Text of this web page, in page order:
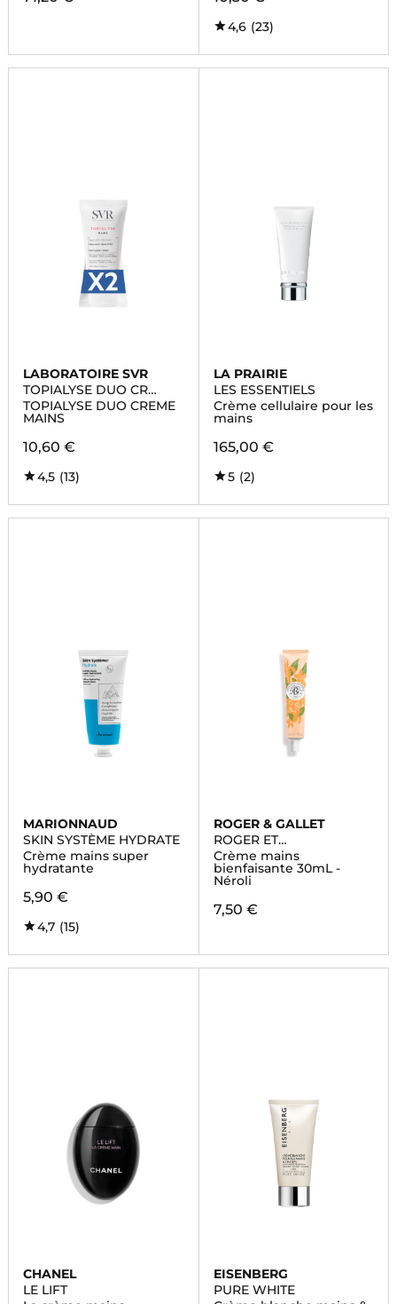
4,6 (23)
LABORATOIRE SVR
TOPIALYSE DUO CR
MAINS
TOPIALYSE DUO CREME
MAINS
10,60 €
4,5 (13)
LA PRAIRIE
LES ESSENTIELS
Crème cellulaire pour les
mains
165,00 €
5 (2)
MARIONNAUD
SKIN SYSTÈME HYDRATE
Crème mains super
hydratante
5,90 €
4,7 (15)
ROGER & GALLET
ROGER ET
GALLET/COLLECTIONS
HISTORIQUES
Crème mains
bienfaisante 30mL -
Néroli
7,50 €
CHANEL
LE LIFT
EISENBERG
PURE WHITE